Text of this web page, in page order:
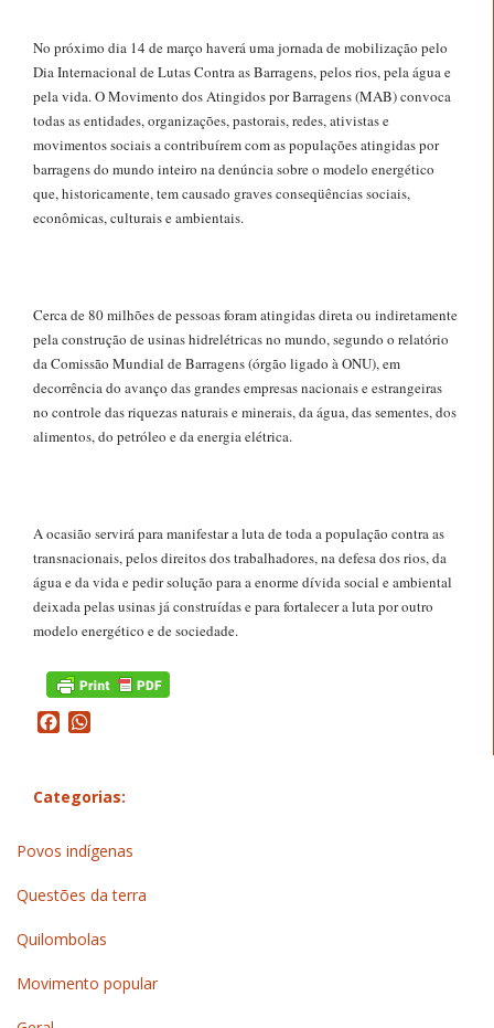
No próximo dia 14 de março haverá uma jornada de mobilização pelo
Dia Internacional de Lutas Contra as Barragens, pelos rios, pela água e
pela vida. O Movimento dos Atingidos por Barragens (MAB) convoca
todas as entidades, organizações, pastorais, redes, ativistas e
movimentos sociais a contribuírem com as populações atingidas por
barragens do mundo inteiro na denúncia sobre o modelo energético
que, historicamente, tem causado graves conseqüências sociais,
econômicas, culturais e ambientais.
Cerca de 80 milhões de pessoas foram atingidas direta ou indiretamente
pela construção de usinas hidrelétricas no mundo, segundo o relatório
da Comissão Mundial de Barragens (órgão ligado à ONU), em
decorrência do avanço das grandes empresas nacionais e estrangeiras
no controle das riquezas naturais e minerais, da água, das sementes, dos
alimentos, do petróleo e da energia elétrica.
A ocasião servirá para manifestar a luta de toda a população contra as
transnacionais, pelos direitos dos trabalhadores, na defesa dos rios, da
água e da vida e pedir solução para a enorme dívida social e ambiental
deixada pelas usinas já construídas e para fortalecer a luta por outro
modelo energético e de sociedade.
Facebook
Categorias:
Povos indígenas
Questões da terra
Quilombolas
Movimento popular